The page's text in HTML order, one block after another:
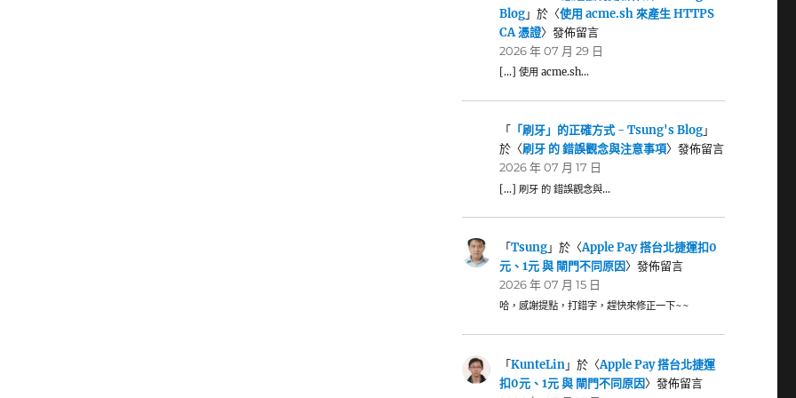
Blog」於〈使用 acme.sh 來產生 HTTPS
CA 憑證〉發佈留言
2026 年 07 月 29 日
[…] 使用 acme.sh…
「 「刷牙」的正確方式 - Tsung's Blog」
於〈刷牙 的 錯誤觀念與注意事項〉發佈留言
2026 年 07 月 17 日
[…] 刷牙 的 錯誤觀念與…
「Tsung」於〈Apple Pay 搭台北捷運扣0
元、1元 與 閘門不同原因〉發佈留言
2026 年 07 月 15 日
哈，感謝提點，打錯字，趕快來修正一下~~
「KunteLin」於〈Apple Pay 搭台北捷運
扣0元、1元 與 閘門不同原因〉發佈留言